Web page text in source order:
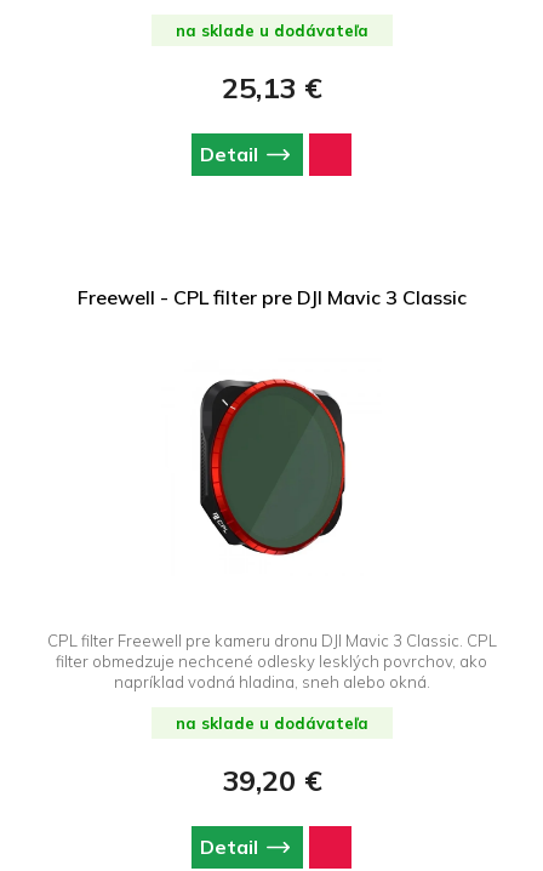
na sklade u dodávateľa
25,13 €
Detail
Freewell - CPL filter pre DJI Mavic 3 Classic
CPL filter Freewell pre kameru dronu DJI Mavic 3 Classic. CPL
filter obmedzuje nechcené odlesky lesklých povrchov, ako
napríklad vodná hladina, sneh alebo okná.
na sklade u dodávateľa
39,20 €
Detail